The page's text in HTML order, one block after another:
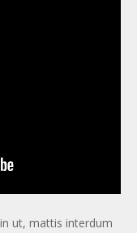
ut, mattis interdum